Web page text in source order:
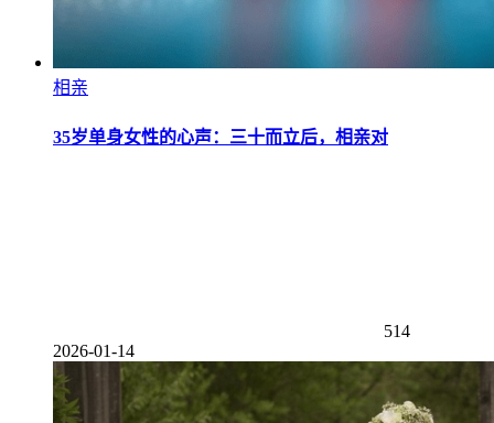
相亲
35岁单身女性的心声：三十而立后，相亲对
514
2026-01-14